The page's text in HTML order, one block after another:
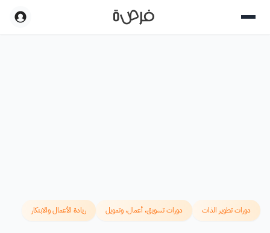
دورات تطوير الذات دورات تسويق، أعمال، وتمويل ريادة الأعمال والابتكار